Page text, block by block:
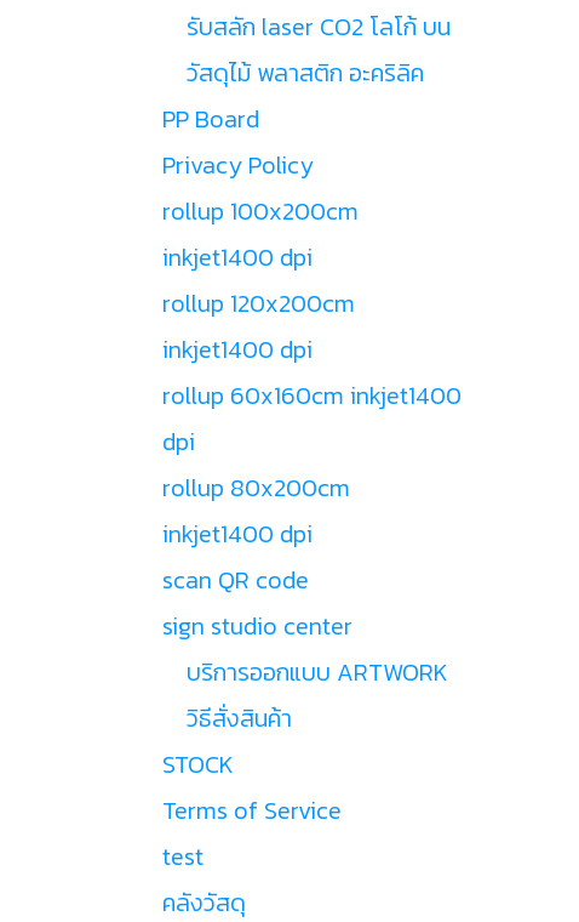
รับสลัก laser CO2 โลโก้ บน
วัสดุไม้ พลาสติก อะคริลิค
PP Board
Privacy Policy
rollup 100x200cm
inkjet1400 dpi
rollup 120x200cm
inkjet1400 dpi
rollup 60x160cm inkjet1400
dpi
rollup 80x200cm
inkjet1400 dpi
scan QR code
sign studio center
บริการออกแบบ ARTWORK
วิธีสั่งสินค้า
STOCK
Terms of Service
test
คลังวัสดุ